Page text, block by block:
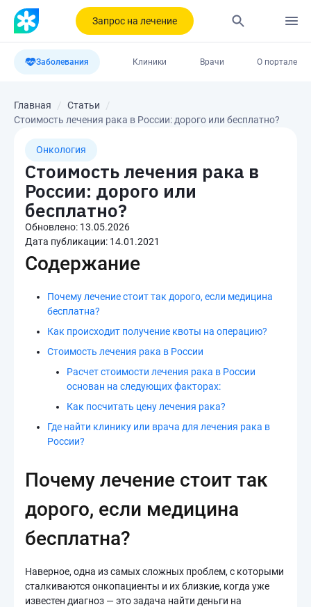
Запрос на лечение
Заболевания Клиники Врачи О портале
Главная
Статьи
Стоимость лечения рака в России: дорого или бесплатно?
Онкология
Стоимость лечения рака в
России: дорого или
бесплатно?
Обновлено: 13.05.2026
Дата публикации: 14.01.2021
Содержание
Почему лечение стоит так дорого, если медицина
бесплатна?
Как происходит получение квоты на операцию?
Стоимость лечения рака в России
Расчет стоимости лечения рака в России
основан на следующих факторах:
Как посчитать цену лечения рака?
Где найти клинику или врача для лечения рака в
России?
Почему лечение стоит так
дорого, если медицина
бесплатна?
Наверное, одна из самых сложных проблем, с которыми
сталкиваются онкопациенты и их близкие, когда уже
известен диагноз — это задача найти деньги на